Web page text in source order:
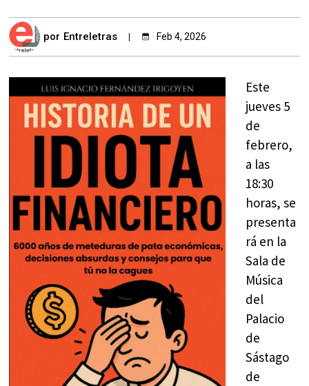
por Entreletras Feb 4, 2026
Este
jueves 5
de
febrero,
a las
18:30
horas, se
presenta
rá en la
Sala de
Música
del
Palacio
de
Sástago
de